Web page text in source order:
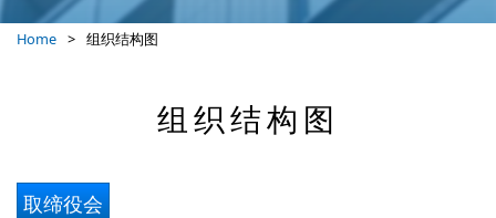
Home 组织结构图
组织结构图
取缔役会